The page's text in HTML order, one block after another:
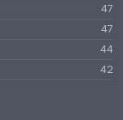
47
47
44
42